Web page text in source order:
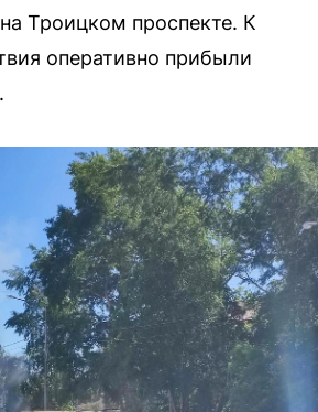
Троицком проспекте. К
оперативно прибыли